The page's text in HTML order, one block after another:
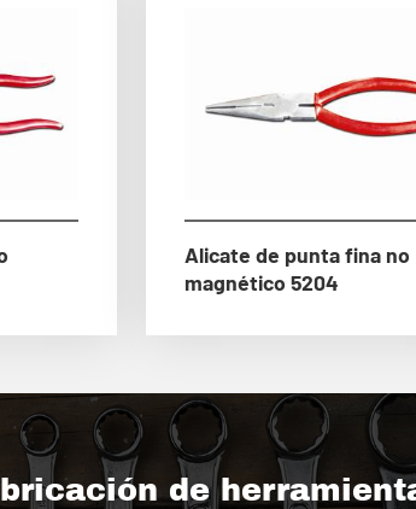
Alicate de punta fina no
magnético 5204
de